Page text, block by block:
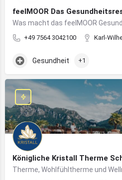
feelMOOR Das
+49 7564 3042100 Karl-
Gesundheit +1
Königliche Kristall Therme